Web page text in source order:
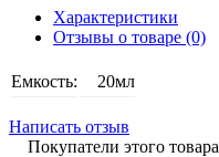
Характеристики
Отзывы о товаре (0)
Емкость: 20мл
Написать отзыв
Покупатели этого